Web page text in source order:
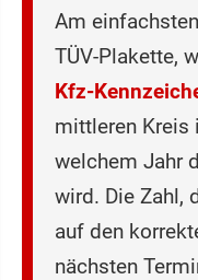
Am
TÜV-Plakette,
Kfz-
mittleren Kreis
welchem Jahr
wird. Die Zahl,
auf den
nächsten